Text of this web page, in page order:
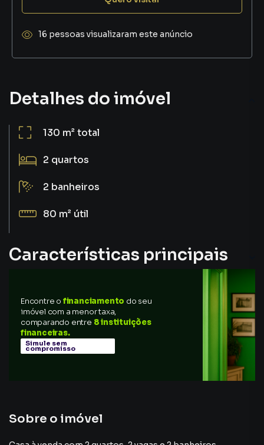
Detalhes do imóvel
130 m²total
2 quartos
2 banheiros
80 m² útil
Características principais
Armário no Quarto
Sacada
Encontre o financiamento do seu
imóvel com a menor taxa,
comparando entre 8 instituições
financeiras.
Simule sem
compromisso
Sobre o imóvel
16 pessoas visualizaram este anúncio